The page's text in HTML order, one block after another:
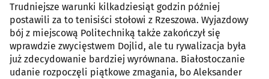
Trudniejsze warunki kilkadziesiąt godzin później
postawili za to tenisiści stołowi z Rzeszowa. Wyjazdowy
bój z miejscową Politechniką także zakończył się
wprawdzie zwycięstwem Dojlid, ale tu rywalizacja była
już zdecydowanie bardziej wyrównana. Białostoczanie
udanie rozpoczęli piątkowe zmagania, bo Aleksander